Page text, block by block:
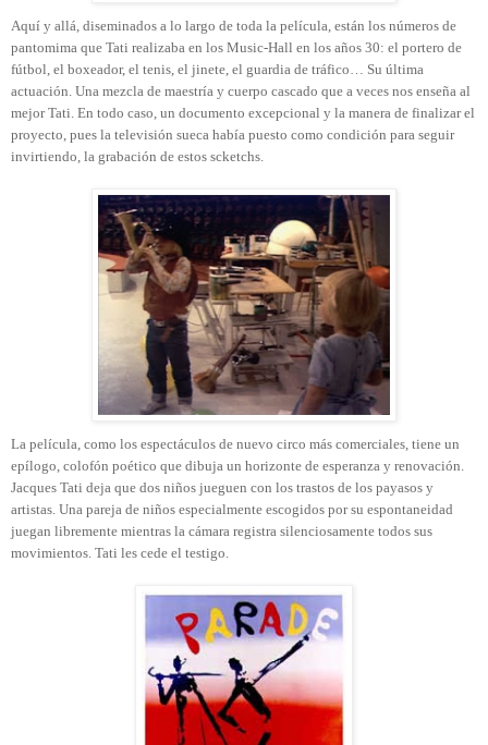
Aquí y allá, diseminados a lo largo de toda la película, están los números de
pantomima que Tati realizaba en los Music-Hall en los años 30: el portero de
fútbol, el boxeador, el tenis, el jinete, el guardia de tráfico… Su última
actuación. Una mezcla de maestría y cuerpo cascado que a veces nos enseña al
mejor Tati. En todo caso, un documento excepcional y la manera de finalizar el
proyecto, pues la televisión sueca había puesto como condición para seguir
invirtiendo, la grabación de estos scketchs.
La película, como los espectáculos de nuevo circo más comerciales, tiene un
epílogo, colofón poético que dibuja un horizonte de esperanza y renovación.
Jacques Tati deja que dos niños jueguen con los trastos de los payasos y
artistas. Una pareja de niños especialmente escogidos por su espontaneidad
juegan libremente mientras la cámara registra silenciosamente todos sus
movimientos. Tati les cede el testigo.